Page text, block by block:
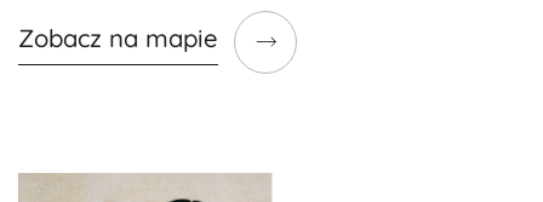
Zobacz na mapie